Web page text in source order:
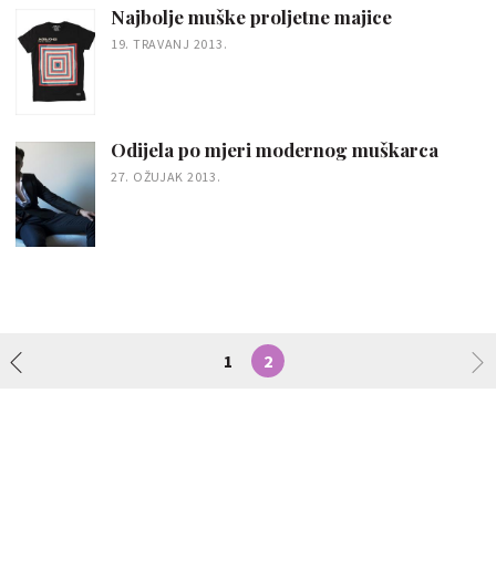
Najbolje muške proljetne majice
19. TRAVANJ 2013.
Odijela po mjeri modernog muškarca
27. OŽUJAK 2013.
1 2